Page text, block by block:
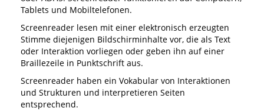
Tablets und Mobiltelefonen.
Screenreader lesen mit einer elektronisch erzeugten
Stimme diejenigen Bildschirminhalte vor, die als Text
oder Interaktion vorliegen oder geben ihn auf einer
Braillezeile in Punktschrift aus.
Screenreader haben ein Vokabular von Interaktionen
und Strukturen und interpretieren Seiten
entsprechend.